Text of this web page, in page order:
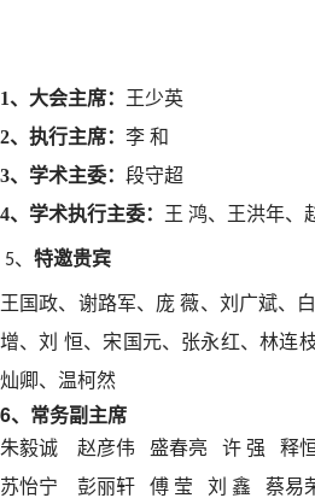
1、大会主席：
王少英
2、执行主席： 李 和
3、学术主委： 段守超
4、学术执行主委：
王 鸿、 王洪年、
5、 特邀贵宾
王国政、谢路军、 庞 薇、 刘广斌、
增、刘 恒、宋国元、张永红、林连
灿卿、温柯然
6、常务副主席
朱毅诚 赵彦伟 盛春亮 许 强
释
苏怡宁
彭丽轩 傅 莹 刘 鑫
蔡易